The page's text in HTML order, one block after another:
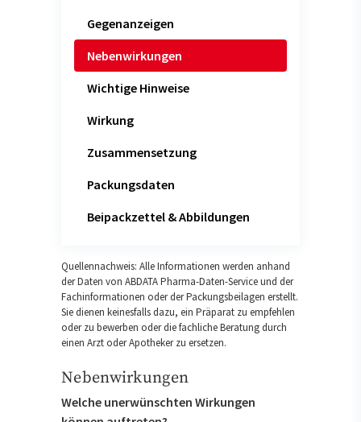
Gegenanzeigen
Nebenwirkungen
Wichtige Hinweise
Wirkung
Zusammensetzung
Packungsdaten
Beipackzettel & Abbildungen
Quellennachweis: Alle Informationen werden anhand
der Daten von ABDATA Pharma-Daten-Service und der
Fachinformationen oder der Packungsbeilagen erstellt.
Sie dienen keinesfalls dazu, ein Präparat zu empfehlen
oder zu bewerben oder die fachliche Beratung durch
einen Arzt oder Apotheker zu ersetzen.
Nebenwirkungen
Welche unerwünschten Wirkungen